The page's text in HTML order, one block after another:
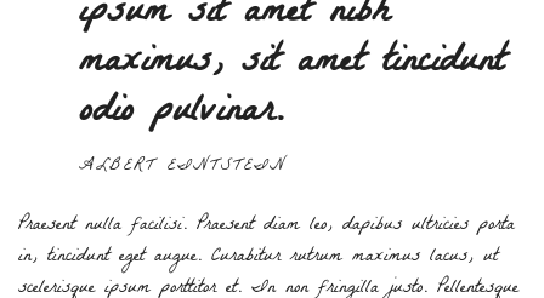
ipsum sit amet nibh
maximus, sit amet tincidunt
odio pulvinar.
ALBERT EINTSTEIN
Praesent nulla facilisi. Praesent diam leo, dapibus ultricies porta
in, tincidunt eget augue. Curabitur rutrum maximus lacus, ut
scelerisque ipsum porttitor et. In non fringilla justo. Pellentesque